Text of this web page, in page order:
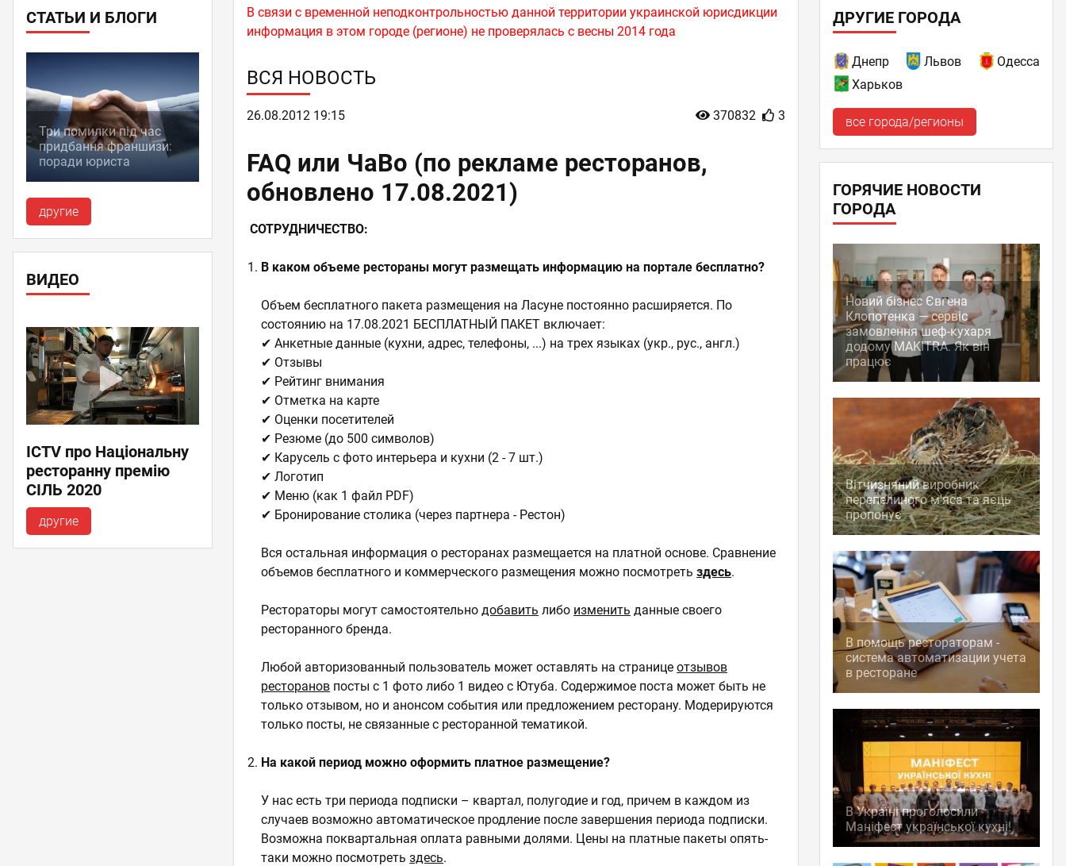
СТАТЬИ И БЛОГИ
Три помилки під час
придбання франшизи:
поради юриста
другие
ВИДЕО
ICTV про Національну
ресторанну премію
СІЛЬ 2020
другие
В связи с временной неподконтрольностью данной территории украинской юрисдикции
информация в этом городе (регионе) не проверялась с весны 2014 года
ВСЯ НОВОСТЬ
370832 3
26.08.2012 19:15
FAQ или ЧаВо (по рекламе ресторанов,
обновлено 17.08.2021)
СОТРУДНИЧЕСТВО:
В каком объеме рестораны могут размещать информацию на портале бесплатно?
Объем бесплатного пакета размещения на Ласуне постоянно расширяется. По
состоянию на 17.08.2021 БЕСПЛАТНЫЙ ПАКЕТ включает:
✔ Анкетные данные (кухни, адрес, телефоны, ...) на трех языках (укр., рус., англ.)
✔ Отзывы
✔ Рейтинг внимания
✔ Отметка на карте
✔ Оценки посетителей
✔ Резюме (до 500 символов)
✔ Карусель с фото интерьера и кухни (2 - 7 шт.)
✔ Логотип
✔ Меню (как 1 файл PDF)
✔ Бронирование столика (через партнера - Рестон)
Вся остальная информация о ресторанах размещается на платной основе. Сравнение
объемов бесплатного и коммерческого размещения можно посмотретьздесь.
Рестораторы могут самостоятельнодобавить либо изменить данные своего
ресторанного бренда.
Любой авторизованный пользователь может оставлять на страницеотзывов
ресторанов посты с 1 фото либо 1 видео с Ютуба. Содержимое поста может быть не
только отзывом, но и анонсом события или предложением ресторану. Модерируются
только посты, не связанные с ресторанной тематикой.
На какой период можно оформить платное размещение?
У нас есть три периода подписки – квартал, полугодие и год, причем в каждом из
случаев возможно автоматическое продление после завершения периода подписки.
Возможна поквартальная оплата равными долями. Цены на платные пакеты опять-
таки можно посмотретьздесь.
ДРУГИЕ ГОРОДА
Днепр Львов
Одесса
Харьков
все города/регионы
ГОРЯЧИЕ НОВОСТИ
ГОРОДА
Новий бізнес Євгена
Клопотенка — сервіс
замовлення шеф-кухаря
додому MAKITRA. Як він
працює
Вітчизняний виробник
перепелиного м'яса та яєць
пропонує
В помощь рестораторам -
система автоматизации учета
в ресторане
В Україні проголосили
Маніфест української кухні!